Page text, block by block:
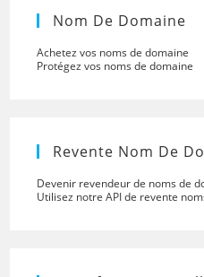
Nom De Domaine
Achetez vos noms de domaine
Protégez vos noms de domaine
Revente Nom De
Devenir revendeur de noms de
Utilisez notre API de revente